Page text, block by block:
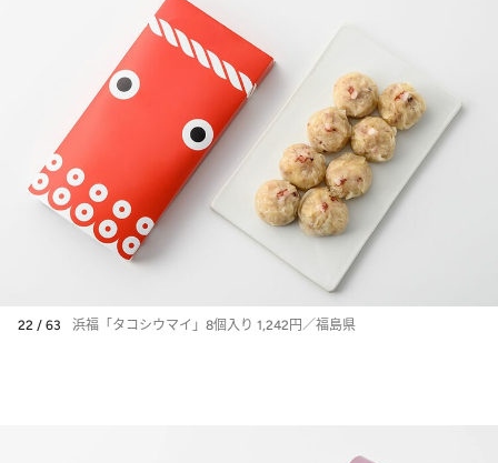
22 / 63 浜福「タコシウマイ」8個入り 1,242円／福島県